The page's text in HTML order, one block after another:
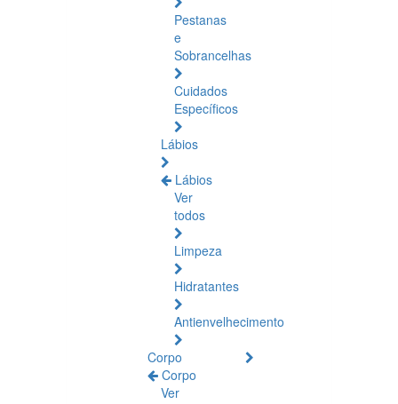
Pestanas
e
Sobrancelhas
Cuidados
Específicos
Lábios
Lábios
Ver
todos
Limpeza
Hidratantes
Antienvelhecimento
Corpo
Corpo
Ver